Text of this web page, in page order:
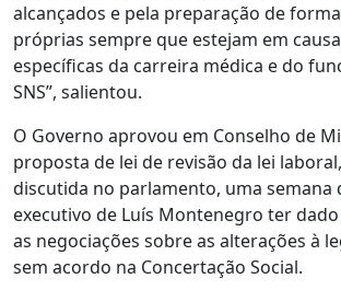
alcançados e pela preparação de
próprias sempre que estejam em
específicas da carreira médica e do
SNS”, salientou.
O Governo aprovou em Conselho de
proposta de lei de revisão da lei
discutida no parlamento, uma semana
executivo de Luís Montenegro ter
as negociações sobre as alterações à
sem acordo na Concertação Social.